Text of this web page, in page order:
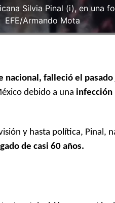
Silvia Pinal (i), en una
EFE/Armando Mota
nacional, falleció el pasado
debido a una infección
y hasta política, Pinal,
de casi 60 años.